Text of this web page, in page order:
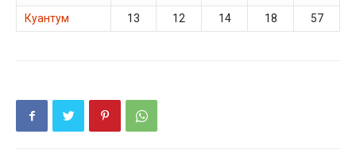
Куантум
13 12 14 18 57